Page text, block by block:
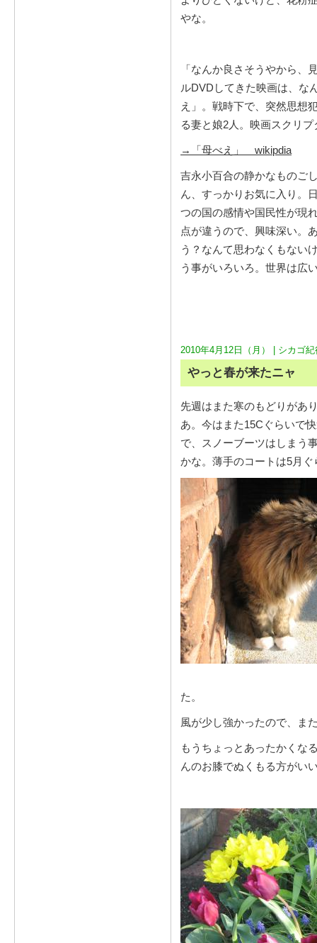
やな。
「なんか良さそうやから、
ルDVDしてきた映画は、な
え」。戦時下で、突然思想
る妻と娘2人。映画スクリ
→「母べえ」 wikipdia
吉永小百合の静かなものご
ん、すっかりお気に入り。
つの国の感情や国民性が現
点が違うので、興味深い。
う？なんて思わなくもない
う事がいろいろ。世界は広
2010年4月12日（月） | シカゴ紀
やっと春が来たニャ
先週はまた寒のもどりがあ
あ。今はまた15Cぐらいで
で、スノーブーツはしまう
かな。薄手のコートは5月
た。
風が少し強かったので、ま
もうちょっとあったかくな
んのお膝でぬくもる方がい